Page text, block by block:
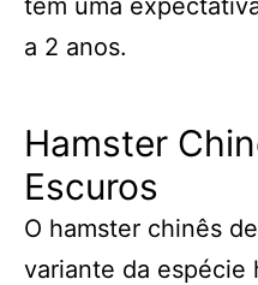
têm uma
a 2 anos.
Hamster
Escuros
O hamster chinês
variante da espécie